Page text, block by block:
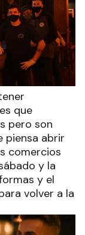
que
pero son
piensa abrir
comercios
y la
y el
volver a la